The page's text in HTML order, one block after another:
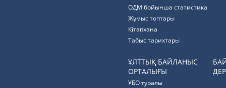
ОДМ бойынша статистика
Жұмыс топтары
Кітапхана
Табыс тарихтары
ҰЛТТЫҚ БАЙЛАНЫС
ОРТАЛЫҒЫ
ҰБО туралы